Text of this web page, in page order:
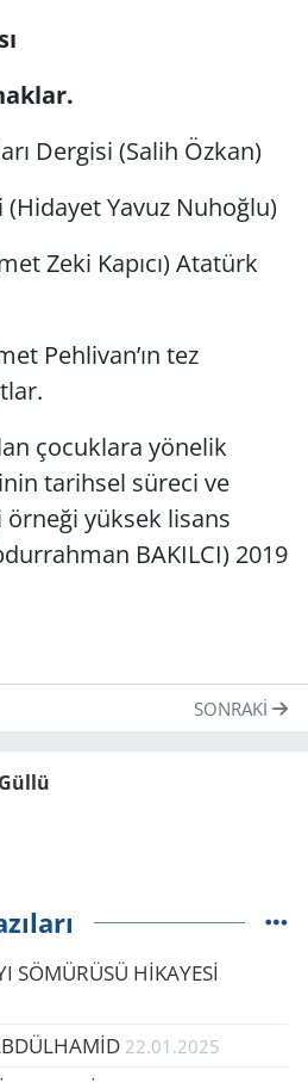
Dergisi (Salih Özkan)
Yavuz Nuhoğlu)
Zeki Kapıcı) Atatürk
Pehlivan’ın tez
çocuklara yönelik
tarihsel süreci ve
yüksek lisans
BAKILCI) 2019
SONRAKI
SÖMÜRÜSÜ HİKAYESİ
22.01.2025